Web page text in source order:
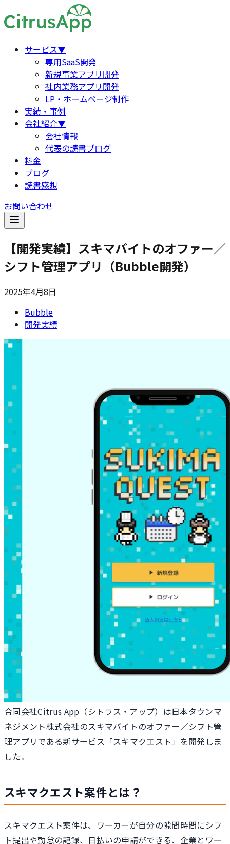
サービス▼
専用SaaS開発
新規事業アプリ開発
社内業務アプリ開発
LP・ホームページ制作
実績・事例
会社紹介▼
会社情報
代表の読書ブログ
料金
ブログ
読書感想
お問い合わせ
【開発実績】スキマバイトのオファー／
シフト管理アプリ（Bubble開発）
2025年4月8日
Bubble
開発実績
合同会社Citrus App（シトラス・アップ）は日本タウンマ
ネジメント株式会社のスキマバイトのオファー／シフト管
理アプリである新サービス「スキマクエスト」を開発しま
した。
スキマクエスト案件とは？
スキマクエスト案件は、ワーカーが自分の隙間時間にシフ
ト提出や勤怠の記録、日払いの申請ができる、企業とワー